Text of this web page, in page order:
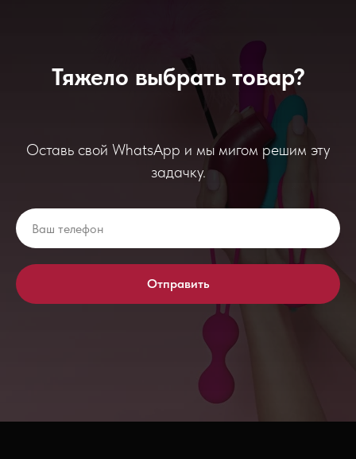
Тяжело выбрать товар?
Оставь свой WhatsApp и мы мигом решим эту
задачку.
Отправить